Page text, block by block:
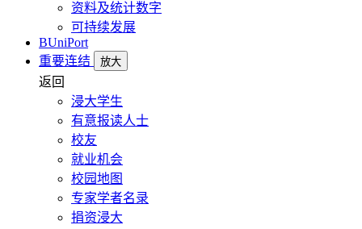
资料及统计数字
可持续发展
BUniPort
重要连结
放大
返回
浸大学生
有意报读人士
校友
就业机会
校园地图
专家学者名录
捐资浸大